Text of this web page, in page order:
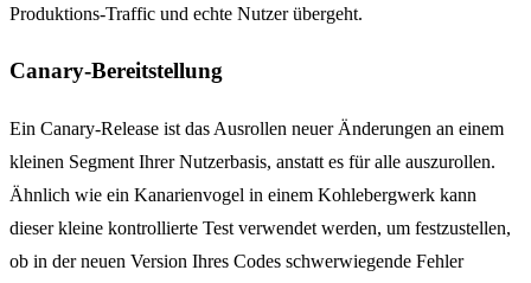
Produktions-Traffic und echte Nutzer übergeht.
Canary-Bereitstellung
Ein Canary-Release ist das Ausrollen neuer Änderungen an einem
kleinen Segment Ihrer Nutzerbasis, anstatt es für alle auszurollen.
Ähnlich wie ein Kanarienvogel in einem Kohlebergwerk kann
dieser kleine kontrollierte Test verwendet werden, um festzustellen,
ob in der neuen Version Ihres Codes schwerwiegende Fehler